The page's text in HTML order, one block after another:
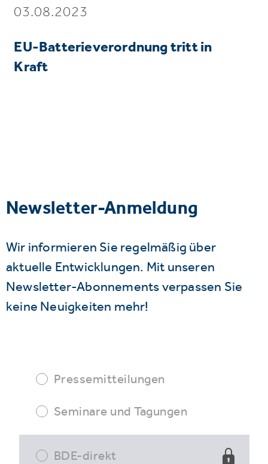
03.08.2023
EU-Batterieverordnung tritt in
Kraft
Newsletter-Anmeldung
Wir informieren Sie regelmäßig über
aktuelle Entwicklungen. Mit unseren
Newsletter-Abonnements verpassen Sie
keine Neuigkeiten mehr!
Pressemitteilungen
Seminare und Tagungen
BDE-direkt